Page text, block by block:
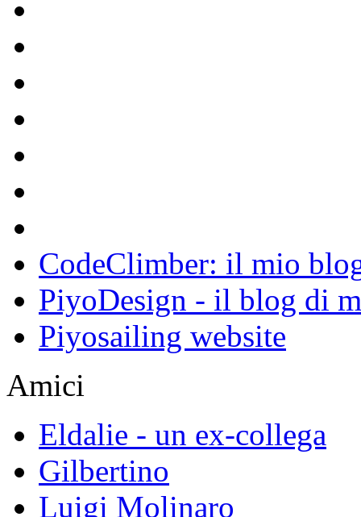
CodeClimber: il mio
PiyoDesign - il blog di
Piyosailing website
Amici
Eldalie - un ex-collega
Gilbertino
Luigi Molinaro